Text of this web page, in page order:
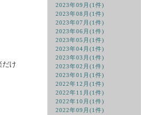
だけ
2023年09月(1件)
2023年08月(1件)
2023年07月(1件)
2023年06月(1件)
2023年05月(1件)
2023年04月(1件)
2023年03月(1件)
2023年02月(1件)
2023年01月(1件)
2022年12月(1件)
2022年11月(1件)
2022年10月(1件)
2022年09月(1件)